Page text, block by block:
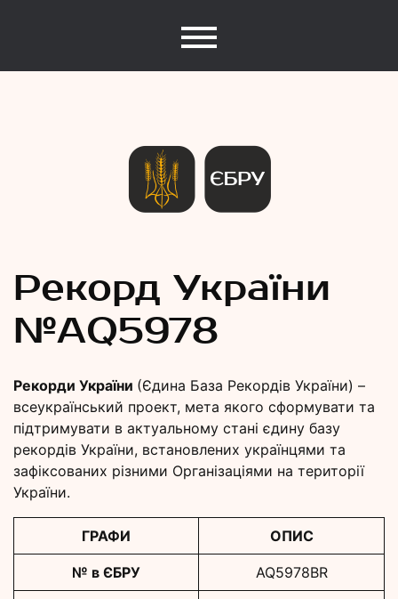
Рекорди
України
Рекорд України
№АQ5978
Рекорди України (Єдина База Рекордів України) –
всеукраїнський проект, мета якого сформувати та
підтримувати в актуальному стані єдину базу
рекордів України, встановлених українцями та
зафіксованих різними Організаціями на території
України.
ГРАФИ ОПИС
№ в ЄБРУ AQ5978BR